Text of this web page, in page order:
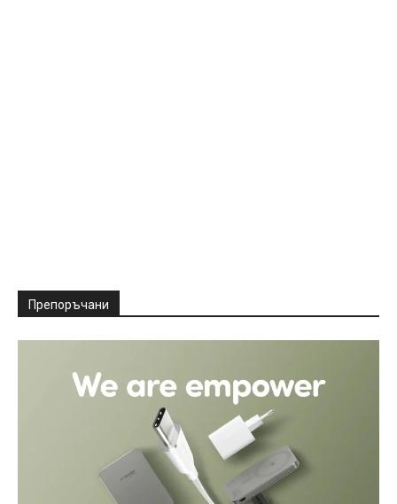
Препоръчани